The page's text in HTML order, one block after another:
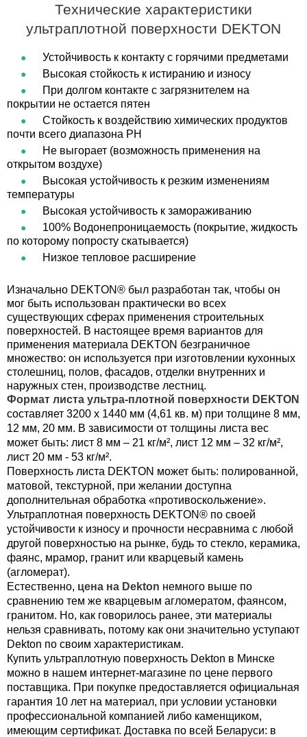
Технические характеристики
ультраплотной поверхности DEKTON
Устойчивость к контакту с горячими предметами
Высокая стойкость к истиранию и износу
При долгом контакте с загрязнителем на
покрытии не остается пятен
Стойкость к воздействию химических продуктов
почти всего диапазона PH
Не выгорает (возможность применения на
открытом воздухе)
Высокая устойчивость к резким изменениям
температуры
Высокая устойчивость к замораживанию
100% Водонепроницаемость (покрытие, жидкость
по которому попросту скатывается)
Низкое тепловое расширение
Изначально DEKTON® был разработан так, чтобы он
мог быть использован практически во всех
существующих сферах применения строительных
поверхностей. В настоящее время вариантов для
применения материала DEKTON безграничное
множество: он используется при изготовлении кухонных
столешниц, полов, фасадов, отделки внутренних и
наружных стен, производстве лестниц.
Формат листа ультра-плотной поверхности DEKTON
составляет 3200 x 1440 мм (4,61 кв. м) при толщине 8 мм,
12 мм, 20 мм. В зависимости от толщины листа вес
может быть: лист 8 мм – 21 кг/м², лист 12 мм – 32 кг/м²,
лист 20 мм - 53 кг/м².
Поверхность листа DEKTON может быть: полированной,
матовой, текстурной, при желании доступна
дополнительная обработка «противоскольжение».
Ультраплотная поверхность DEKTON® по своей
устойчивости к износу и прочности несравнима с любой
другой поверхностью на рынке, будь то стекло, керамика,
фаянс, мрамор, гранит или кварцевый камень
(агломерат).
Естественно, цена на Dekton немного выше по
сравнению тем же кварцевым агломератом, фаянсом,
гранитом. Но, как говорилось ранее, эти материалы
нельзя сравнивать, потому как они значительно уступают
Dekton по своим характеристикам.
Купить ультраплотную поверхность Dekton в Минске
можно в нашем интернет-магазине по цене первого
поставщика. При покупке предоставляется официальная
гарантия 10 лет на материал, при условии установки
профессиональной компанией либо каменщиком,
имеющим сертификат. Доставка по всей Беларуси: в